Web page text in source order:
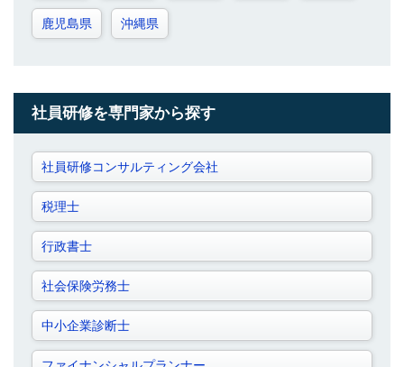
鹿児島県 沖縄県
社員研修を専門家から探す
社員研修コンサルティング会社
税理士
行政書士
社会保険労務士
中小企業診断士